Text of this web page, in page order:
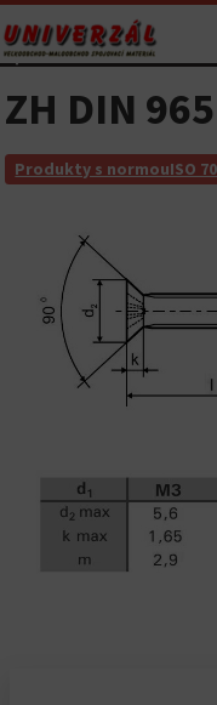
ZH DIN
Produkty s normouISO